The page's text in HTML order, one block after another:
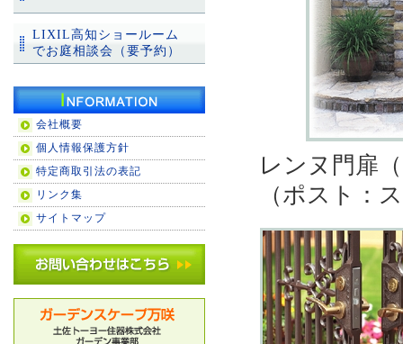
レンヌ門扉
（ポスト：
LIXIL高知ショールーム
でお庭相談会（要予約）
会社概要
個人情報保護方針
特定商取引法の表記
リンク集
サイトマップ